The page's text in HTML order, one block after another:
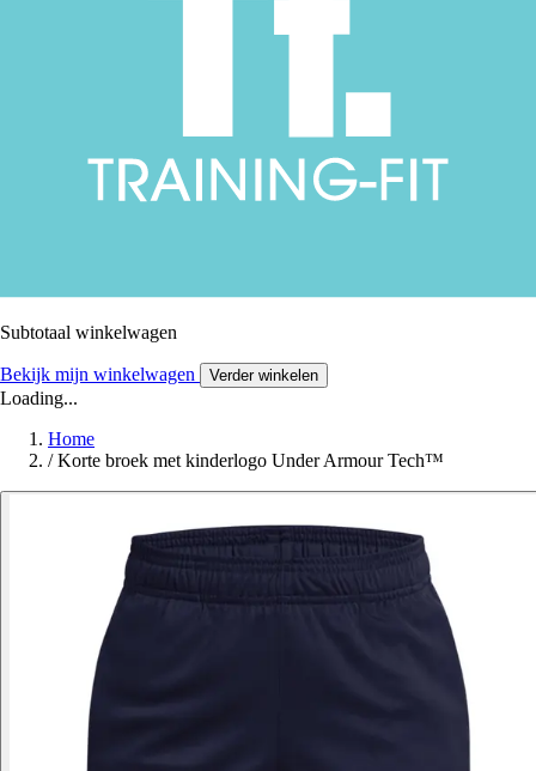
Subtotaal winkelwagen
Bekijk mijn winkelwagen Verder winkelen
Loading...
Home
/ Korte broek met kinderlogo Under Armour Tech™